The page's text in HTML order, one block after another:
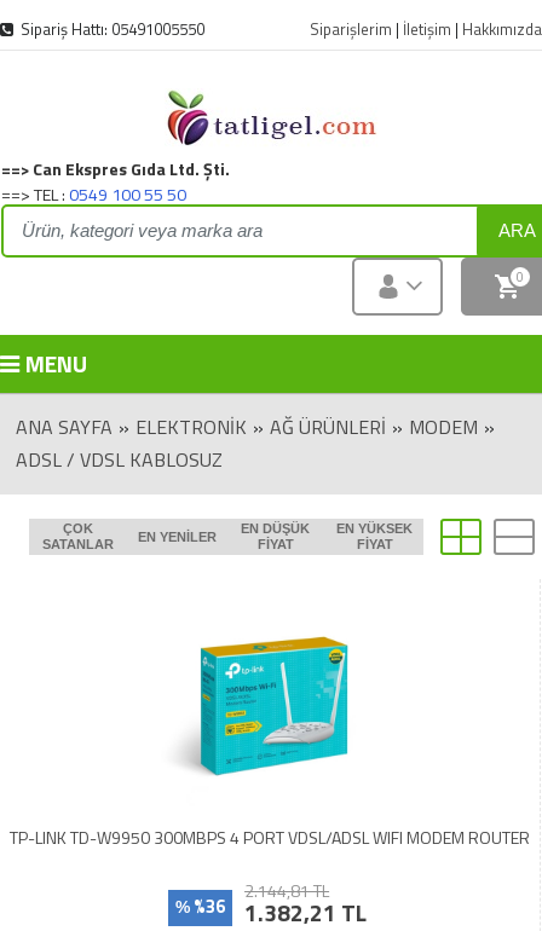
Sipariş Hattı: 05491005550 Siparişlerim | İletişim | Hakkımızda
Can Ekspres Gıda Ltd. Şti.
TEL :0549 100 55 50
ARA
0
MENU
ANA SAYFA » ELEKTRONIK » AĞ ÜRÜNLERI » MODEM »
ADSL / VDSL KABLOSUZ
ÇOK
SATANLAR
EN YENILER
EN DÜŞÜK
FIYAT
EN YÜKSEK
FIYAT
TP-LINK TD-W9950 300MBPS 4 PORT VDSL/ADSL WIFI MODEM ROUTER
% %36
2.144,81 TL
1.382,21 TL